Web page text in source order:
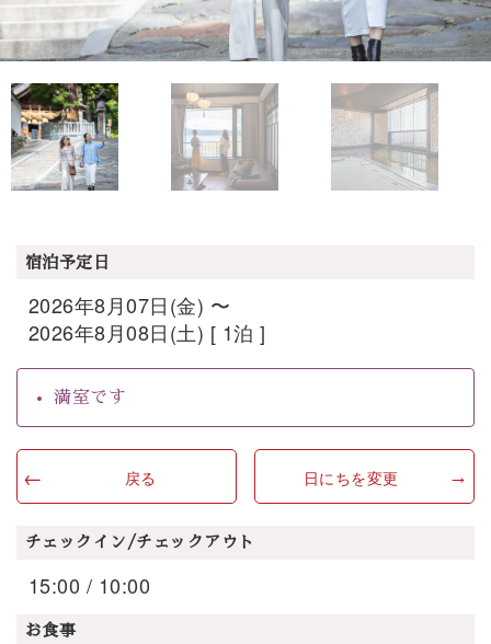
宿泊予定日
2026年8月07日(金) 〜
2026年8月08日(土) [ 1泊 ]
満室です
戻る 日にちを変更
チェックイン/チェックアウト
15:00 / 10:00
お食事